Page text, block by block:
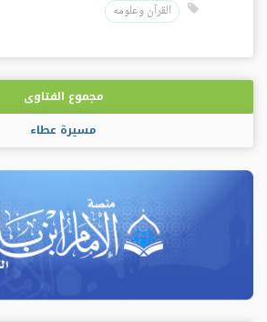
القرآن وعلومه
مجموع الفتاوى
مسيرة عطاء